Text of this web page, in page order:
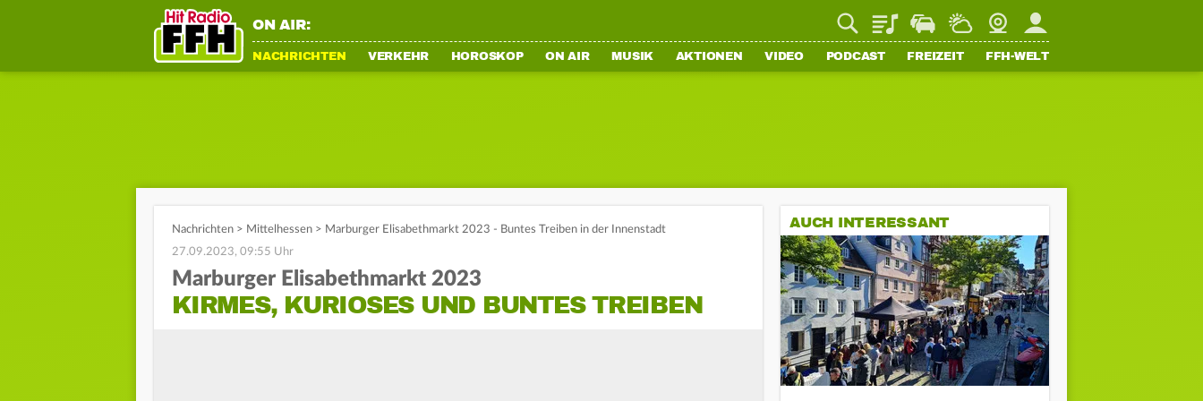
ON AIR: PlaylistStaupilotWetterWebcamMein FFH
NACHRICHTEN VERKEHR HOROSKOP ON AIR MUSIK AKTIONEN VIDEO PODCAST FREIZEIT FFH-WELT
Nachrichten > Mittelhessen > Marburger Elisabethmarkt 2023 - Buntes Treiben in der Innenstadt
27.09.2023, 09:55 Uhr
Marburger Elisabethmarkt 2023
KIRMES, KURIOSES UND BUNTES TREIBEN
AUCH INTERESSANT